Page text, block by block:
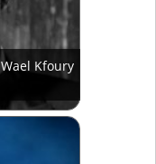
Wael Kfoury